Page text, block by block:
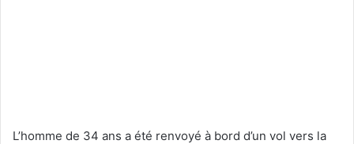
L’homme de 34 ans a été renvoyé à bord d’un vol vers la